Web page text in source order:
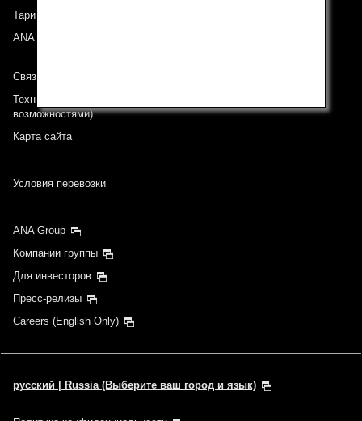
Тариф ANA Experience
ANA Mileage Club
Связь с ANA
Техническая поддержка (Для клиентов с ограниченными
возможностями)
Карта сайта
Условия перевозки
ANA Group
Компании группы
Для инвесторов
Пресс-релизы
Careers (English Only)
русский | Russia (Выберите ваш город и язык)